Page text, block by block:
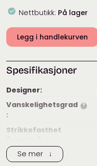
Nettbutikk: På lager
Legg i handlekurven
Spesifikasjoner
Designer:
Vanskelighetsgrad ?
:
Strikkefasthet
Anbefalt
Se mer ↓